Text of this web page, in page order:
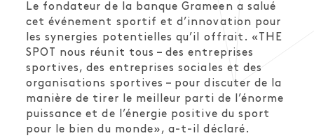
Le fondateur de la banque Grameen a salué
cet événement sportif et d’innovation pour
les synergies potentielles qu’il offrait. «THE
SPOT nous réunit tous – des entreprises
sportives, des entreprises sociales et des
organisations sportives – pour discuter de la
manière de tirer le meilleur parti de l’énorme
puissance et de l’énergie positive du sport
pour le bien du monde», a-t-il déclaré.